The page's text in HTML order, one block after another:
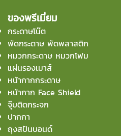
ของพรีเมี่ยม
กระดาษโน๊ต
พัดกระดาษ พัดพลาสติก
หมวกกระดาษ หมวกโฟม
แผ่นรองเมาส์
หน้ากากกระดาษ
หน้ากาก Face Shield
จุ๊บติดกระจก
ปากกา
ถุงสปันบอนด์